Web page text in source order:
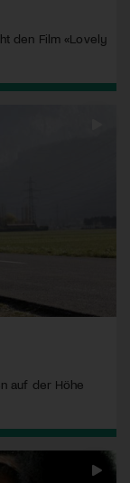
den Film «Lovely
auf der Höhe